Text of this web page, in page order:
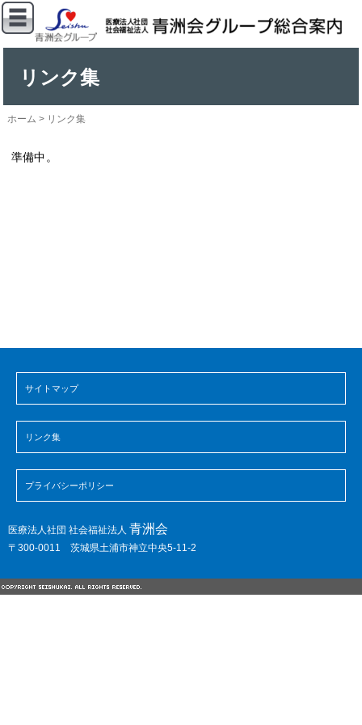
リンク集
ホーム > リンク集
準備中。
サイトマップ
リンク集
プライバシーポリシー
医療法人社団 社会福祉法人 青洲会
〒300-0011 茨城県土浦市神立中央5-11-2